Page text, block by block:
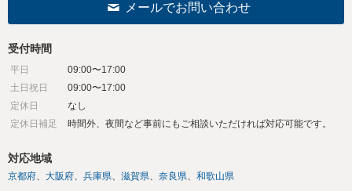
メールでお問い合わせ
受付時間
平日
09:00〜17:00
土日祝日
09:00〜17:00
定休日
なし
定休日補足
時間外、夜間など事前にもご相談いただければ対応可能です。
対応地域
京都府 大阪府 兵庫県 滋賀県 奈良県 和歌山県